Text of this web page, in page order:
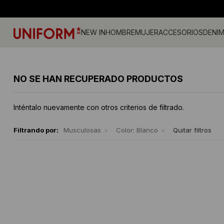
NEW INHOMBRE
Calzado
Camisas
Bermudas
Musculosas
Ropa Interior
Canguros
Sherpas
MUJER
Remeras
Musculosas
Camperas
Buzos
ACCESORIOS
Gorras
Cintos
DENIM
NO SE HAN RECUPERADO PRODUCTOS
Inténtalo nuevamente con otros criterios de filtrado.
Filtrando por: Musculosas Color: Blanco Quitar filtros